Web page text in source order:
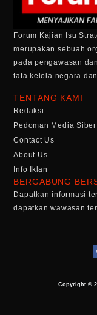
Forum Kajian Isu
merupakan sebuah
pada pengawasan
tata kelola negara
TENTANG KAMI
Redaksi
Pedoman Media Siber
Contact Us
About Us
Info Iklan
BERGABUNG
Dapatkan informasi
dapatkan wawasan
Copyright ©